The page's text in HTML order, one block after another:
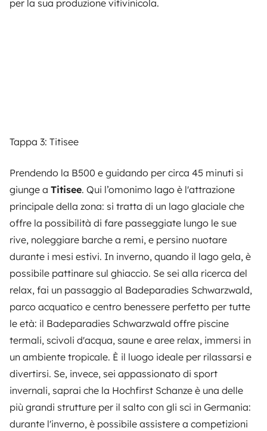
per la sua produzione vitivinicola.
Tappa 3: Titisee
Prendendo la B500 e guidando per circa 45 minuti si
giunge a Titisee. Qui l’omonimo lago è l'attrazione
principale della zona: si tratta di un lago glaciale che
offre la possibilità di fare passeggiate lungo le sue
rive, noleggiare barche a remi, e persino nuotare
durante i mesi estivi. In inverno, quando il lago gela, è
possibile pattinare sul ghiaccio. Se sei alla ricerca del
relax, fai un passaggio al Badeparadies Schwarzwald,
parco acquatico e centro benessere perfetto per tutte
le età: il Badeparadies Schwarzwald offre piscine
termali, scivoli d'acqua, saune e aree relax, immersi in
un ambiente tropicale. È il luogo ideale per rilassarsi e
divertirsi. Se, invece, sei appassionato di sport
invernali, saprai che la Hochfirst Schanze è una delle
più grandi strutture per il salto con gli sci in Germania:
durante l'inverno, è possibile assistere a competizioni